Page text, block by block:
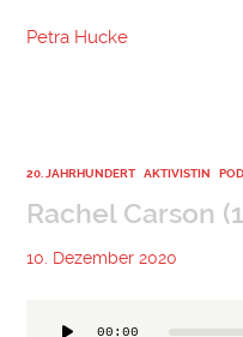
Petra Hucke
20. JAHRHUNDERT AKTIVISTIN
Rachel Carson
10. Dezember 2020
00:00